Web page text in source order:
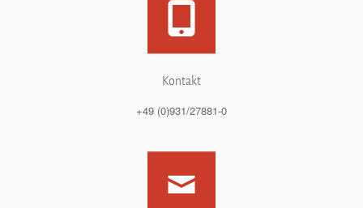
Kontakt
+49 (0)931/27881-0